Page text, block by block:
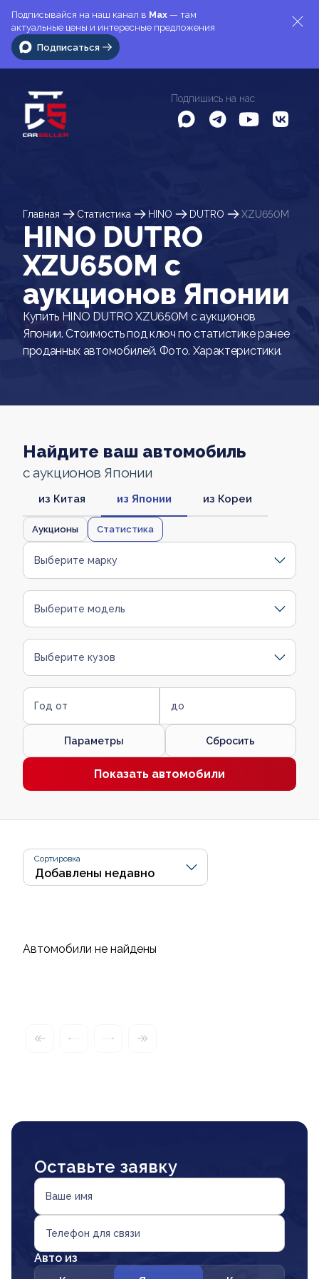
Подписывайся на наш канал в Max — там
актуальные цены и интересные предложения
Подписаться
Подпишись на нас
Главная Статистика HINO DUTRO XZU650M
HINO DUTRO
XZU650M c
аукционов Японии
Купить HINO DUTRO XZU650M с аукционов
Японии. Стоимость под ключ по статистике ранее
проданных автомобилей. Фото. Характеристики.
Найдите ваш автомобиль
с аукционов Японии
из Китая из Японии из Кореи
Аукционы Статистика
Выберите марку
Выберите модель
Выберите кузов
Год от до
Параметры Сбросить
Показать автомобили
Сортировка
Автомобили не найдены
Оставьте заявку
Ваше имя
Телефон для связи
Авто из